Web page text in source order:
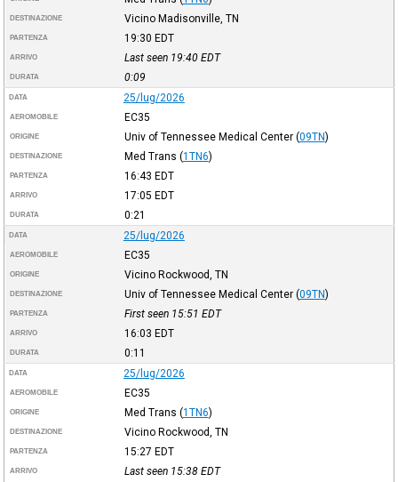
DESTINAZIONE Vicino Madisonville, TN
PARTENZA 19:30 EDT
ARRIVO Last seen 19:40 EDT
DURATA 0:09
DATA 25/lug/2026
AEROMOBILE EC35
ORIGINE Univ of Tennessee Medical Center (09TN)
DESTINAZIONE Med Trans (1TN6)
PARTENZA 16:43 EDT
ARRIVO 17:05 EDT
DURATA 0:21
DATA 25/lug/2026
AEROMOBILE EC35
ORIGINE Vicino Rockwood, TN
DESTINAZIONE Univ of Tennessee Medical Center (09TN)
PARTENZA First seen 15:51 EDT
ARRIVO 16:03 EDT
DURATA 0:11
DATA 25/lug/2026
AEROMOBILE EC35
ORIGINE Med Trans (1TN6)
DESTINAZIONE Vicino Rockwood, TN
PARTENZA 15:27 EDT
ARRIVO Last seen 15:38 EDT